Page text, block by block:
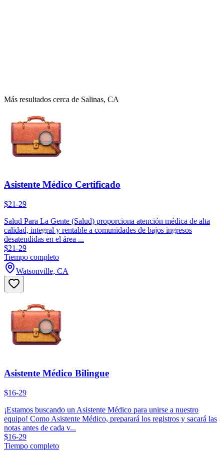
Más resultados cerca de Salinas, CA
Asistente Médico Certificado
$21-29
Salud Para La Gente (Salud) proporciona atención médica de alta
calidad, integral y rentable a comunidades de bajos ingresos
desatendidas en el área ...
$21-29
Tiempo completo
Watsonville, CA
Asistente Médico Bilingue
$16-29
¡Estamos buscando un Asistente Médico para unirse a nuestro
equipo! Como Asistente Médico, preparará los registros y sacará las
notas antes de cada v...
$16-29
Tiempo completo